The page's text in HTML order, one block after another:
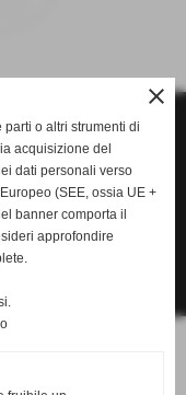
close
parti o altri strumenti di
acquisizione del
dati personali verso
(SEE, ossia UE +
banner comporta il
approfondire